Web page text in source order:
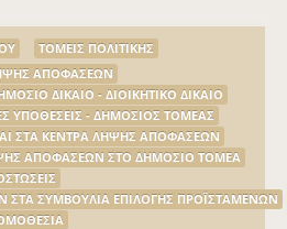
ΤΟΜΕΙΣ ΠΟΛΙΤΙΚΗΣ
ΑΠΟΦΑΣΕΩΝ
ΔΙΚΑΙΟ - ΔΙΟΙΚΗΤΙΚΟ ΔΙΚΑΙΟ
ΥΠΟΘΕΣΕΙΣ - ΔΗΜΟΣΙΟΣ ΤΟΜΕΑΣ
ΣΤΑ ΚΕΝΤΡΑ ΛΗΨΗΣ ΑΠΟΦΑΣΕΩΝ
ΑΠΟΦΑΣΕΩΝ ΣΤΟ ΔΗΜΟΣΙΟ ΤΟΜΕΑ
ΣΥΜΒΟΥΛΙΑ ΕΠΙΛΟΓΗΣ ΠΡΟΪΣΤΑΜΕΝΩΝ